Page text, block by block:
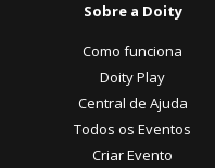
Sobre a Doity
Como funciona
Doity Play
Central de Ajuda
Todos os Eventos
Criar Evento